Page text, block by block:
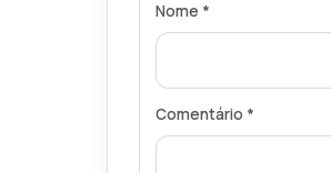
Nome *
Comentário *